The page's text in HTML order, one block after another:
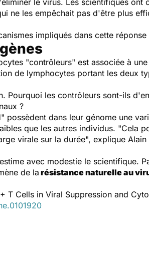
le virus. Les scientifiques ont
ne les empêchait pas d'être plus
impliqués dans cette réponse
"contrôleurs" est associée à
de lymphocytes portant les deux
Pourquoi les contrôleurs sont-ils
?
dans leur génome une
que les autres individus. "Cela
virale sur la durée", explique
avec modestie le scientifique.
de la résistance naturelle au
T Cells in Viral Suppression and